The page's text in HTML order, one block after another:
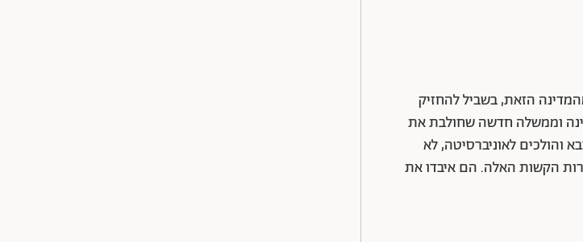
הזאת, בשביל להחזיק
וממשלה חדשה שחולבת את
והולכים לאוניברסיטה, לא
הקשות האלה. הם איבדו את